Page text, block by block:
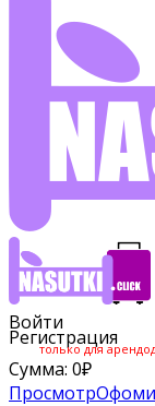
Войти
Регистрация
только для
Сумма: 0₽
Просмотр